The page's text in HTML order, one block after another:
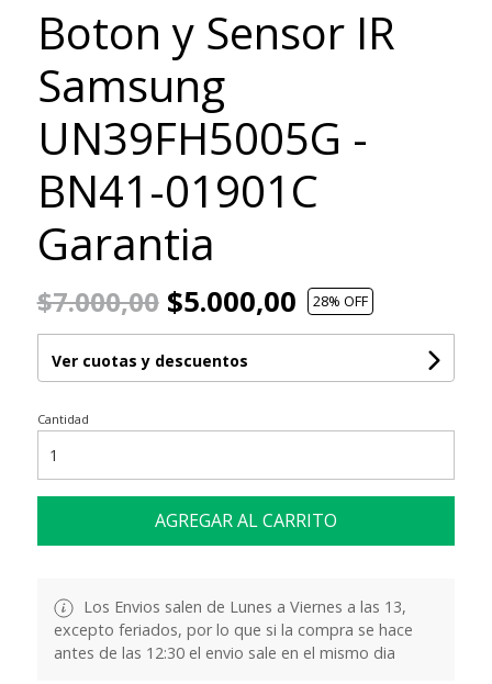
Boton y Sensor IR
Samsung
UN39FH5005G -
BN41-01901C
Garantia
$7.000,00$5.000,00 28% OFF
Ver cuotas y descuentos
Cantidad
AGREGAR AL CARRITO
Los Envios salen de Lunes a Viernes a las 13,
excepto feriados, por lo que si la compra se hace
antes de las 12:30 el envio sale en el mismo dia